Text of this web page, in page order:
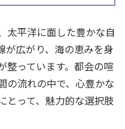
太平洋に面した豊かな自
が広がり、海の恵みを身
整っています。都会の喧
の流れの中で、心豊かな
とって、魅力的な選択肢